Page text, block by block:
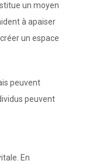
un moyen
à apaiser
un espace
peuvent
peuvent
En